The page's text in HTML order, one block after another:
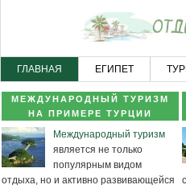
ГЛАВНАЯ ЕГИПЕТ
ЧЕРНОГОРИЯ НОВОСТНОЙ
МЕЖДУНАРОДНЫЙ ТУРИЗМ
НА ПРИМЕРЕ ТУРЦИИ
Международный туризм
является не только
популярным видом
отдыха, но и активно развивающейся